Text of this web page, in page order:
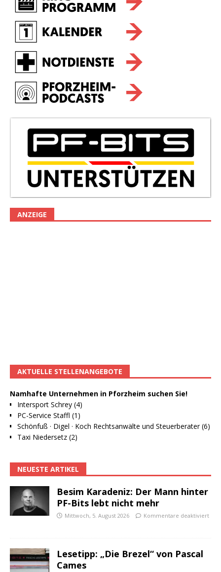
ANZEIGE
AKTUELLE STELLENANGEBOTE
Namhafte Unternehmen in Pforzheim suchen Sie!
Intersport Schrey (4)
PC-Service Staffl (1)
Schönfuß · Digel · Koch Rechtsanwälte und Steuerberater (6)
Taxi Niedersetz (2)
NEUESTE ARTIKEL
Besim Karadeniz: Der Mann hinter
PF-Bits lebt nicht mehr
Mittwoch, 5. August 2026 Kommentare deaktiviert
Lesetipp: „Die Brezel“ von Pascal
Cames